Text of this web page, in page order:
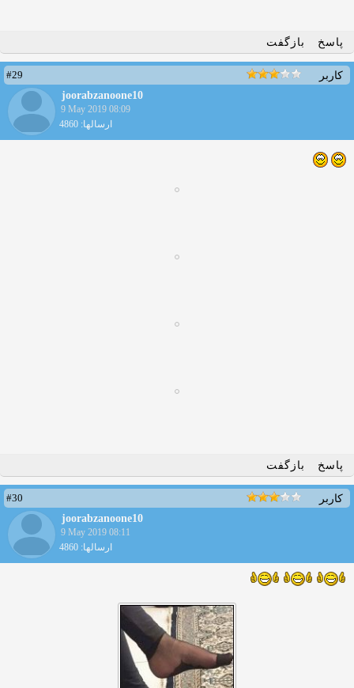
پاسخ بازگفت
کاربر
#29
joorabzanoone10
9 May 2019 08:09
ارسالها: 4860
پاسخ بازگفت
کاربر
#30
joorabzanoone10
9 May 2019 08:11
ارسالها: 4860